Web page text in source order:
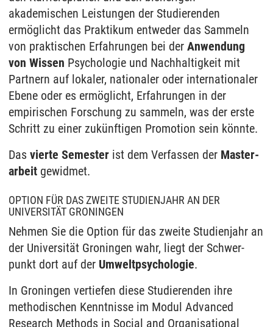
akademischen Leistungen der Studierenden
ermöglicht das Praktikum entweder das Sammeln
von praktischen Erfahrungen bei der Anwendung
von Wissen Psychologie und Nachhaltigkeit mit
Partnern auf lokaler, nationaler oder inter­nationaler
Ebene oder es ermöglicht, Erfahrungen in der
empirischen Forschung zu sammeln, was der erste
Schritt zu einer zukünftigen Promotion sein könnte.
Das vierte Semester ist dem Verfassen der Master­
arbeit gewidmet.
OPTION FÜR DAS ZWEITE STUDIENJAHR AN DER
UNIVERSITÄT GRONINGEN
Nehmen Sie die Option für das zweite Studien­jahr an
der Universität Groningen wahr, liegt der Schwer­
punkt dort auf der Umwelt­psychologie.
In Groningen vertiefen diese Studierenden ihre
methodischen Kenntnisse im Modul Advanced
Research Methods in Social and Organisational